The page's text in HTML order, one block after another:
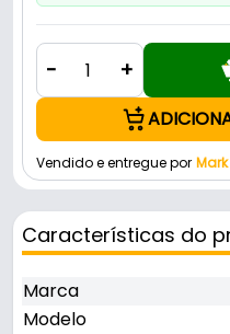
- +
Vendido e entregue por
Características do
Marca
Modelo